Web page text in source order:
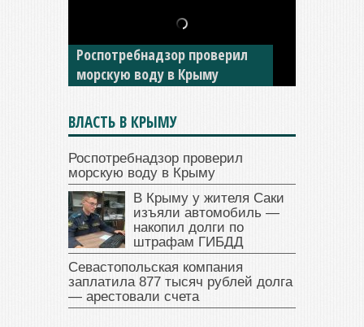
В Крыму у жителя Саки
изъяли автомобиль —
накопил долги по штрафам
ГИБДД
ВЛАСТЬ В КРЫМУ
Роспотребнадзор проверил
морскую воду в Крыму
В Крыму у жителя Саки
изъяли автомобиль —
накопил долги по
штрафам ГИБДД
Севастопольская компания
заплатила 877 тысяч рублей долга
— арестовали счета